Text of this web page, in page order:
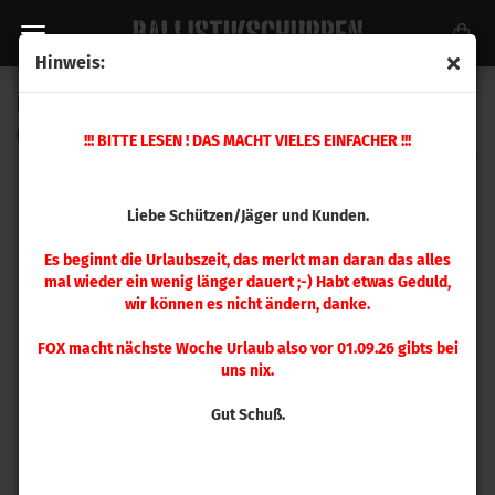
Hinweis:
!!! BITTE LESEN ! DAS MACHT VIELES EINFACHER !!!
Liebe Schützen/Jäger und Kunden.
Es beginnt die Urlaubszeit, das merkt man daran das alles
mal wieder ein wenig länger dauert ;-) Habt etwas Geduld,
wir können es nicht ändern, danke.
FOX macht nächste Woche Urlaub also vor 01.09.26 gibts bei
uns nix.
Gut Schuß.
35745)